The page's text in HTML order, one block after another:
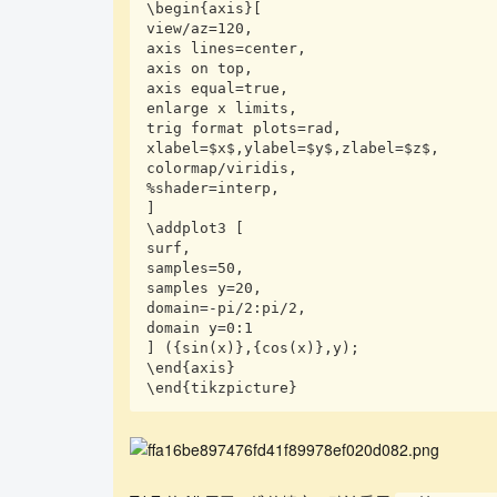
\begin{axis}[
view/az=120,
axis lines=center,
axis on top,
axis equal=true,
enlarge x limits,
trig format plots=rad,
xlabel=$x$,ylabel=$y$,zlabel=$z$,
colormap/viridis,
%shader=interp,
]
\addplot3 [
surf,
samples=50,
samples y=20,
domain=-pi/2:pi/2,
domain y=0:1
] ({sin(x)},{cos(x)},y);
\end{axis}
\end{tikzpicture}